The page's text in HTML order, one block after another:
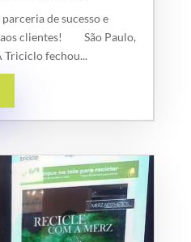
de sucesso e
aos clientes! São Paulo,
Triciclo fechou...